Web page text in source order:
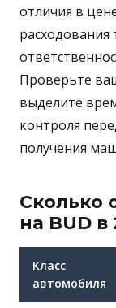
отличия в
Проверьте
выделите
контроля
получения
Сколько
на BUD в
Класс
автомобиля